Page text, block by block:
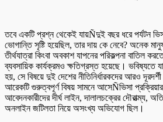
তবে একটি প্রশ্ন থেকেই যায়Ñদুই বছর ধরে পর্যটন
ভোগান্তি সৃষ্টি হয়েছিল, তার দায় কে নেবে? অনেক মানুষ
তীর্থযাত্রা কিংবা অবকাশ যাপনের পরিকল্পনা বাতিল
ব্যবসায়িক কার্যক্রমও ক্ষতিগ্রস্ত হয়েছে। ভবিষ্যতে
হয়, সে বিষয়ে দুই দেশের নীতিনির্ধারকদের আরও
আরেকটি গুরুত্বপূর্ণ বিষয় সামনে আসেÑভিসা
আবেদনকারীদের দীর্ঘ লাইন, দালালচক্রের দৌরাত্ম্য,
অনলাইন জটিলতা নিয়ে অসংখ্য অভিযোগ ছিল।